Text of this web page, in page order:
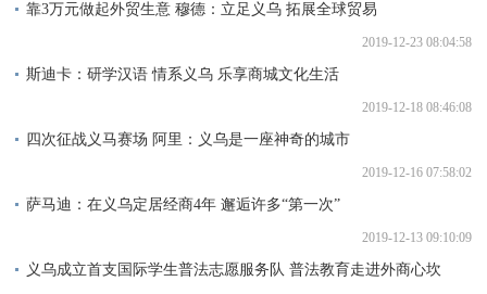
靠3万元做起外贸生意 穆德：立足义乌 拓展全球贸易
2019-12-23 08:04:58
斯迪卡：研学汉语 情系义乌 乐享商城文化生活
2019-12-18 08:46:08
四次征战义马赛场 阿里：义乌是一座神奇的城市
2019-12-16 07:58:02
萨马迪：在义乌定居经商4年 邂逅许多“第一次”
2019-12-13 09:10:09
义乌成立首支国际学生普法志愿服务队 普法教育走进外商心坎